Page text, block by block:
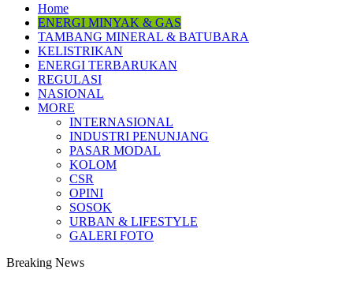
Home
ENERGI MINYAK & GAS
TAMBANG MINERAL & BATUBARA
KELISTRIKAN
ENERGI TERBARUKAN
REGULASI
NASIONAL
MORE
INTERNASIONAL
INDUSTRI PENUNJANG
PASAR MODAL
KOLOM
CSR
OPINI
SOSOK
URBAN & LIFESTYLE
GALERI FOTO
Breaking News